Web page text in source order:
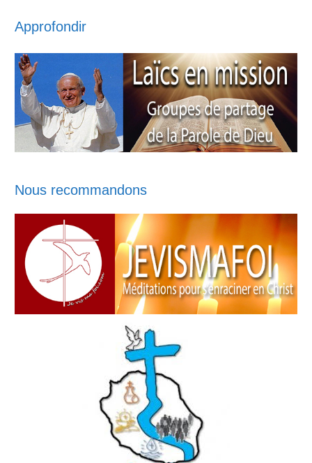
Approfondir
Nous recommandons